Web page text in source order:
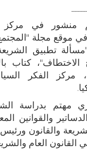
في مركز
موقع مجلة
تطبيق
الاختطاف"، كتاب
مركز الفكر
مهتم بدراسة
والقوانين
والقانون
القانون العام